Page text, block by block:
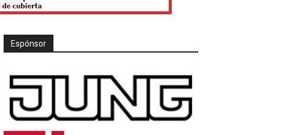
Espónsor